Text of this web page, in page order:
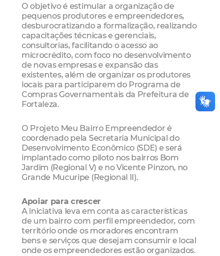
O objetivo é estimular a organização de
pequenos produtores e empreendedores,
desburocratizando a formalização, realizando
capacitações técnicas e gerenciais,
consultorias, facilitando o acesso ao
microcrédito, com foco no desenvolvimento
de novas empresas e expansão das
existentes, além de organizar os produtores
locais para participarem do Programa de
Compras Governamentais da Prefeitura de
Fortaleza.
O Projeto Meu Bairro Empreendedor é
coordenado pela Secretaria Municipal do
Desenvolvimento Econômico (SDE) e será
implantado como piloto nos bairros Bom
Jardim (Regional V) e no Vicente Pinzon, no
Grande Mucuripe (Regional II).
Apoiar para crescer
A iniciativa leva em conta as características
de um bairro com perfil empreendedor, com
território onde os moradores encontram
bens e serviços que desejam consumir e local
onde os empreendedores estão organizados.